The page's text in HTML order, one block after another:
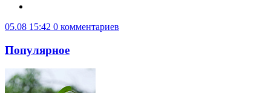
05.08 15:42 0 комментариев
Популярное